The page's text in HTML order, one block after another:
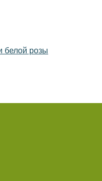
белой розы